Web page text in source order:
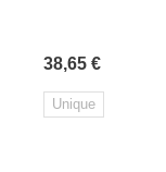
38,65 €Prix
Unique